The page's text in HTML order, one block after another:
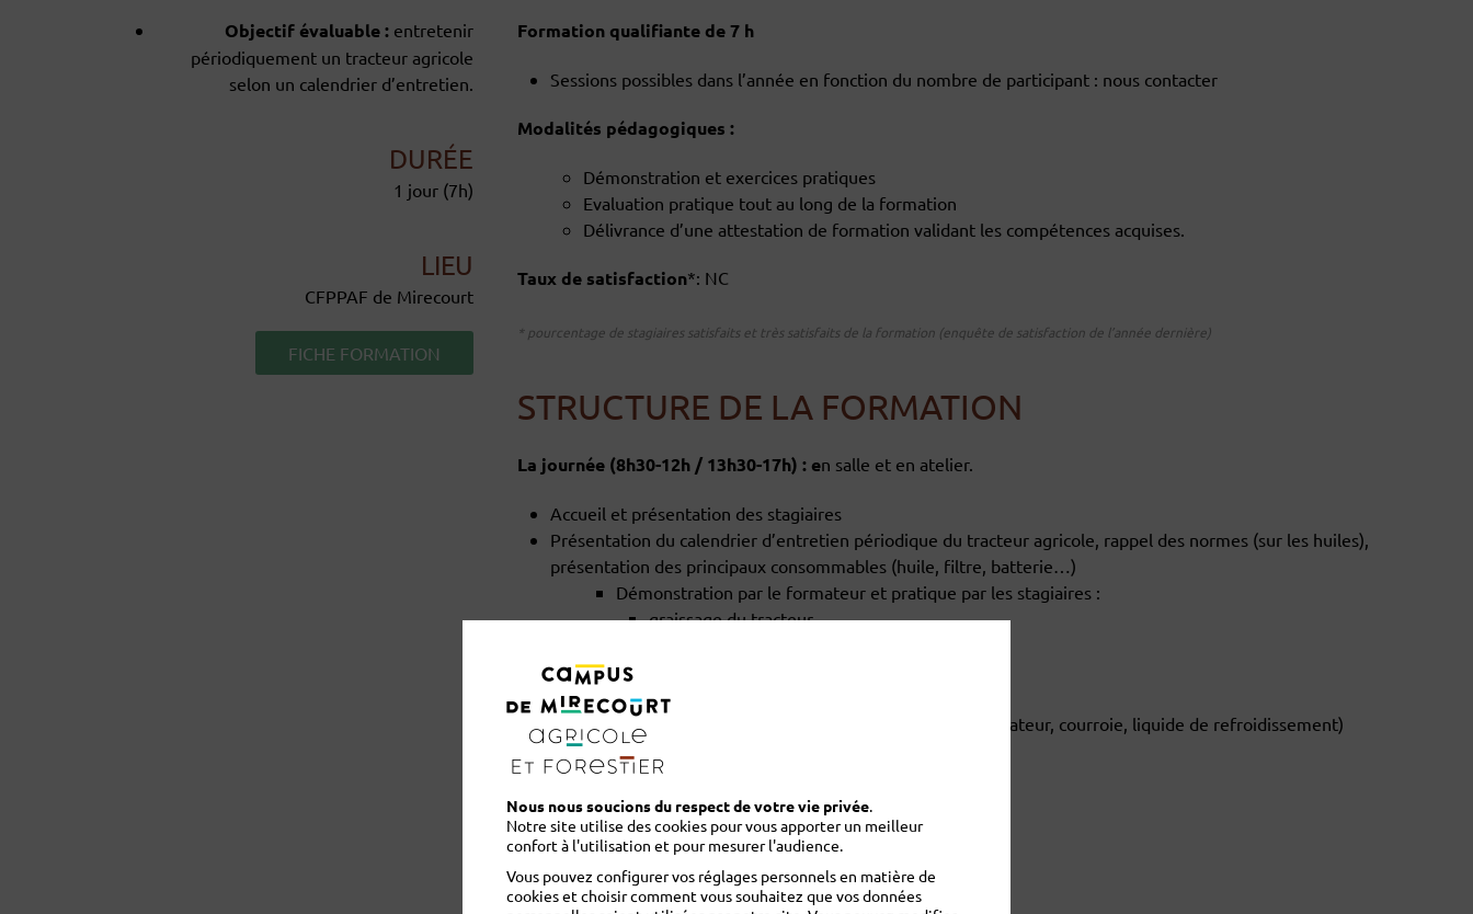
Objectif évaluable : entretenir
périodiquement un tracteur agricole
selon un calendrier d’entretien.
DURÉE
1 jour (7h)
LIEU
CFPPAF de Mirecourt
FICHE FORMATION
Formation qualifiante de 7 h
Sessions possibles dans l’année en fonction du nombre de participant : nous contacter
Modalités pédagogiques :
Démonstration et exercices pratiques
Evaluation pratique tout au long de la formation
Délivrance d’une attestation de formation validant les compétences acquises.
Taux de satisfaction*: NC
* pourcentage de stagiaires satisfaits et très satisfaits de la formation (enquête de satisfaction de l’année dernière)
STRUCTURE DE LA FORMATION
La journée (8h30-12h / 13h30-17h) : en salle et en atelier.
Accueil et présentation des stagiaires
Présentation du calendrier d’entretien périodique du tracteur agricole, rappel des normes (sur les huiles),
présentation des principaux consommables (huile, filtre, batterie…)
Démonstration par le formateur et pratique par les stagiaires :
graissage du tracteur
entretien de la batterie
entretien du système de refroidissement (radiateur, courroie, liquide de refroidissement)
Questions soulevées par les stagiaires
Bilan de la formation
CONDITIONS D'ADMISSION
Nous nous soucions du respect de votre vie privée.
Notre site utilise des cookies pour vous apporter un meilleur
confort à l'utilisation et pour mesurer l'audience.
Vous pouvez configurer vos réglages personnels en matière de
cookies et choisir comment vous souhaitez que vos données